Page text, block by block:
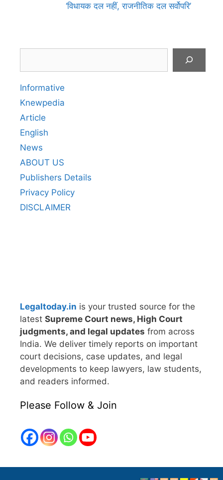
‘विधायक दल नहीं, राजनीतिक दल सर्वोपरि’
Informative
Knewpedia
Article
English
News
ABOUT US
Publishers Details
Privacy Policy
DISCLAIMER
Legaltoday.in is your trusted source for the
latest Supreme Court news, High Court
judgments, and legal updates from across
India. We deliver timely reports on important
court decisions, case updates, and legal
developments to keep lawyers, law students,
and readers informed.
Please Follow & Join